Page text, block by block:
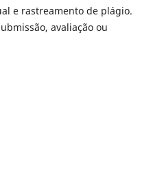
e rastreamento de plágio.
avaliação ou